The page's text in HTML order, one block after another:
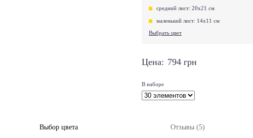
средний лист: 20х21 см
маленький лист: 14х11 см
Выбрать цвет
Цена: 794 грн
В наборе
Выбор цвета Отзывы (5)